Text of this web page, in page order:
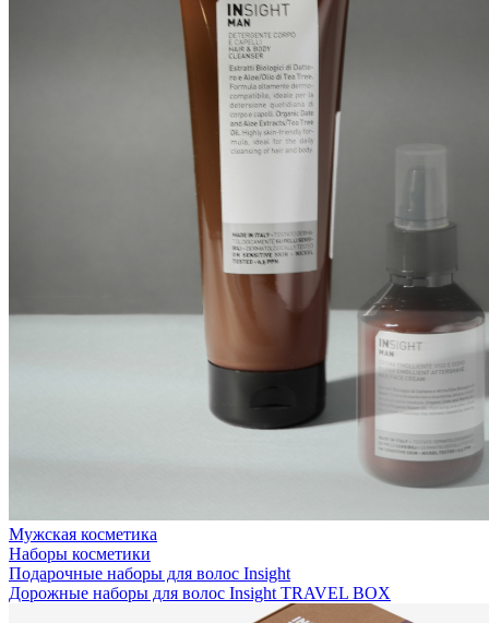
Мужская косметика
Наборы косметики
Подарочные наборы для волос Insight
Дорожные наборы для волос Insight TRAVEL BOX